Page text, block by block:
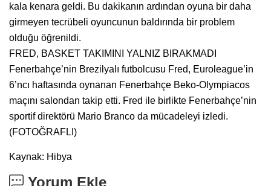
kala kenara geldi. Bu dakikanın ardından oyuna bir daha
girmeyen tecrübeli oyuncunun baldırında bir problem
olduğu öğrenildi.
FRED, BASKET TAKIMINI YALNIZ BIRAKMADI
Fenerbahçe’nin Brezilyalı futbolcusu Fred, Euroleague’in
6’ncı haftasında oynanan Fenerbahçe Beko-Olympiacos
maçını salondan takip etti. Fred ile birlikte Fenerbahçe’nin
sportif direktörü Mario Branco da mücadeleyi izledi.
(FOTOĞRAFLI)
Kaynak: Hibya
Yorum Ekle